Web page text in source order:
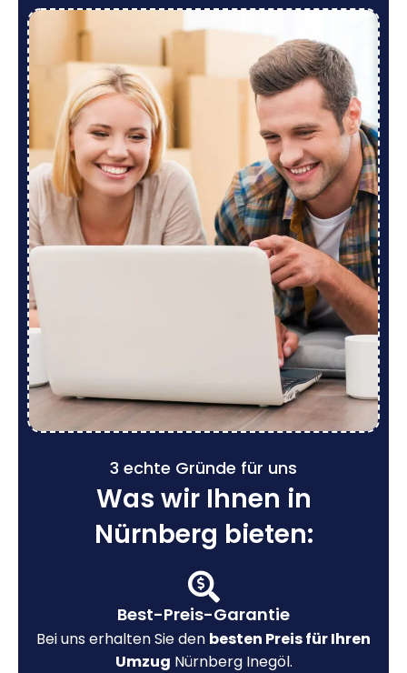
3 echte Gründe für uns
Was wir Ihnen in
Nürnberg bieten:
Best-Preis-Garantie
Bei uns erhalten Sie den besten Preis für Ihren
Umzug Nürnberg Inegöl.